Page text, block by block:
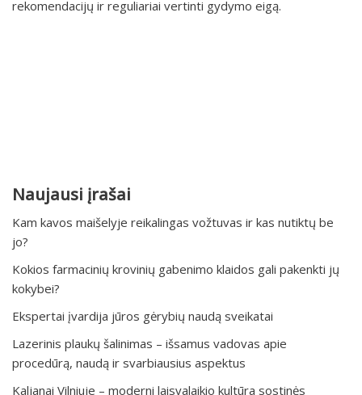
rekomendacijų ir reguliariai vertinti gydymo eigą.
Naujausi įrašai
Kam kavos maišelyje reikalingas vožtuvas ir kas nutiktų be
jo?
Kokios farmacinių krovinių gabenimo klaidos gali pakenkti jų
kokybei?
Ekspertai įvardija jūros gėrybių naudą sveikatai
Lazerinis plaukų šalinimas – išsamus vadovas apie
procedūrą, naudą ir svarbiausius aspektus
Kaljanai Vilniuje – moderni laisvalaikio kultūra sostinės